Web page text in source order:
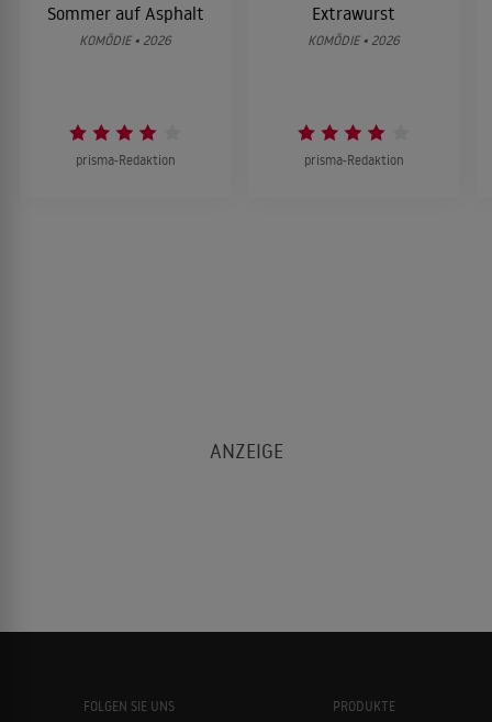
Sommer auf Asphalt
KOMÖDIE • 2026
prisma-Redaktion
Extrawurst
KOMÖDIE • 2026
prisma-Redaktion
FOLGEN SIE UNS
PRODUKTE